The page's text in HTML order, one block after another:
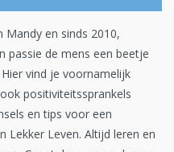
Mandy en sinds 2010,
passie de mens een beetje
vind je voornamelijk
positiviteitssprankels
en tips voor een
Lekker Leven. Altijd leren en